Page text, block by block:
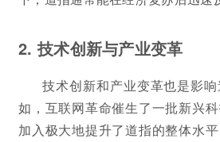
2. 技术创新与产业变革
技术创新和产业变革也是影
如，互联网革命催生了一批新兴
加入极大地提升了道指的整体水平